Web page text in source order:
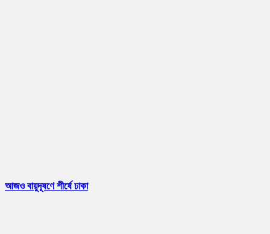
আজও বায়ুদূষণে শীর্ষে ঢাকা